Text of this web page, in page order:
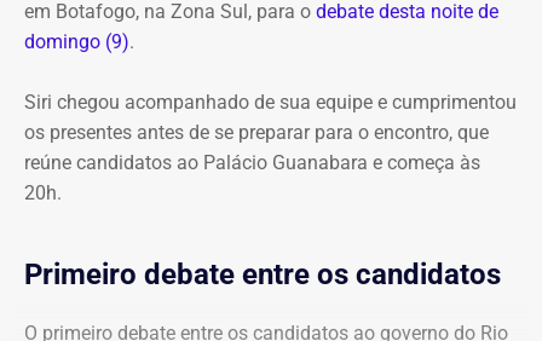
em Botafogo, na Zona Sul, para o debate desta noite de
domingo (9).
Siri chegou acompanhado de sua equipe e cumprimentou
os presentes antes de se preparar para o encontro, que
reúne candidatos ao Palácio Guanabara e começa às
20h.
Primeiro debate entre os candidatos
O primeiro debate entre os candidatos ao governo do Rio